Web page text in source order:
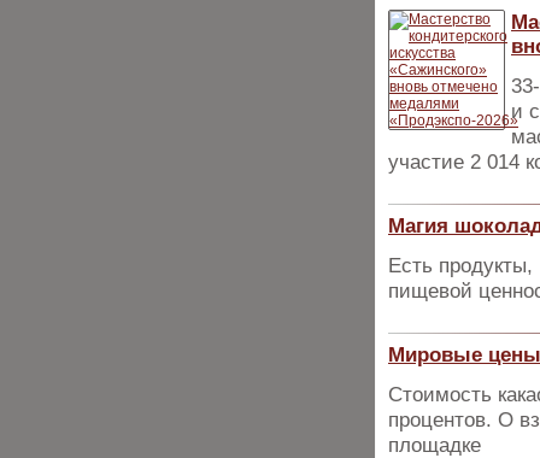
и
участие 2 014
Магия
Есть
пищевой
Мировые цены
Стоимость
процентов. О
площадке